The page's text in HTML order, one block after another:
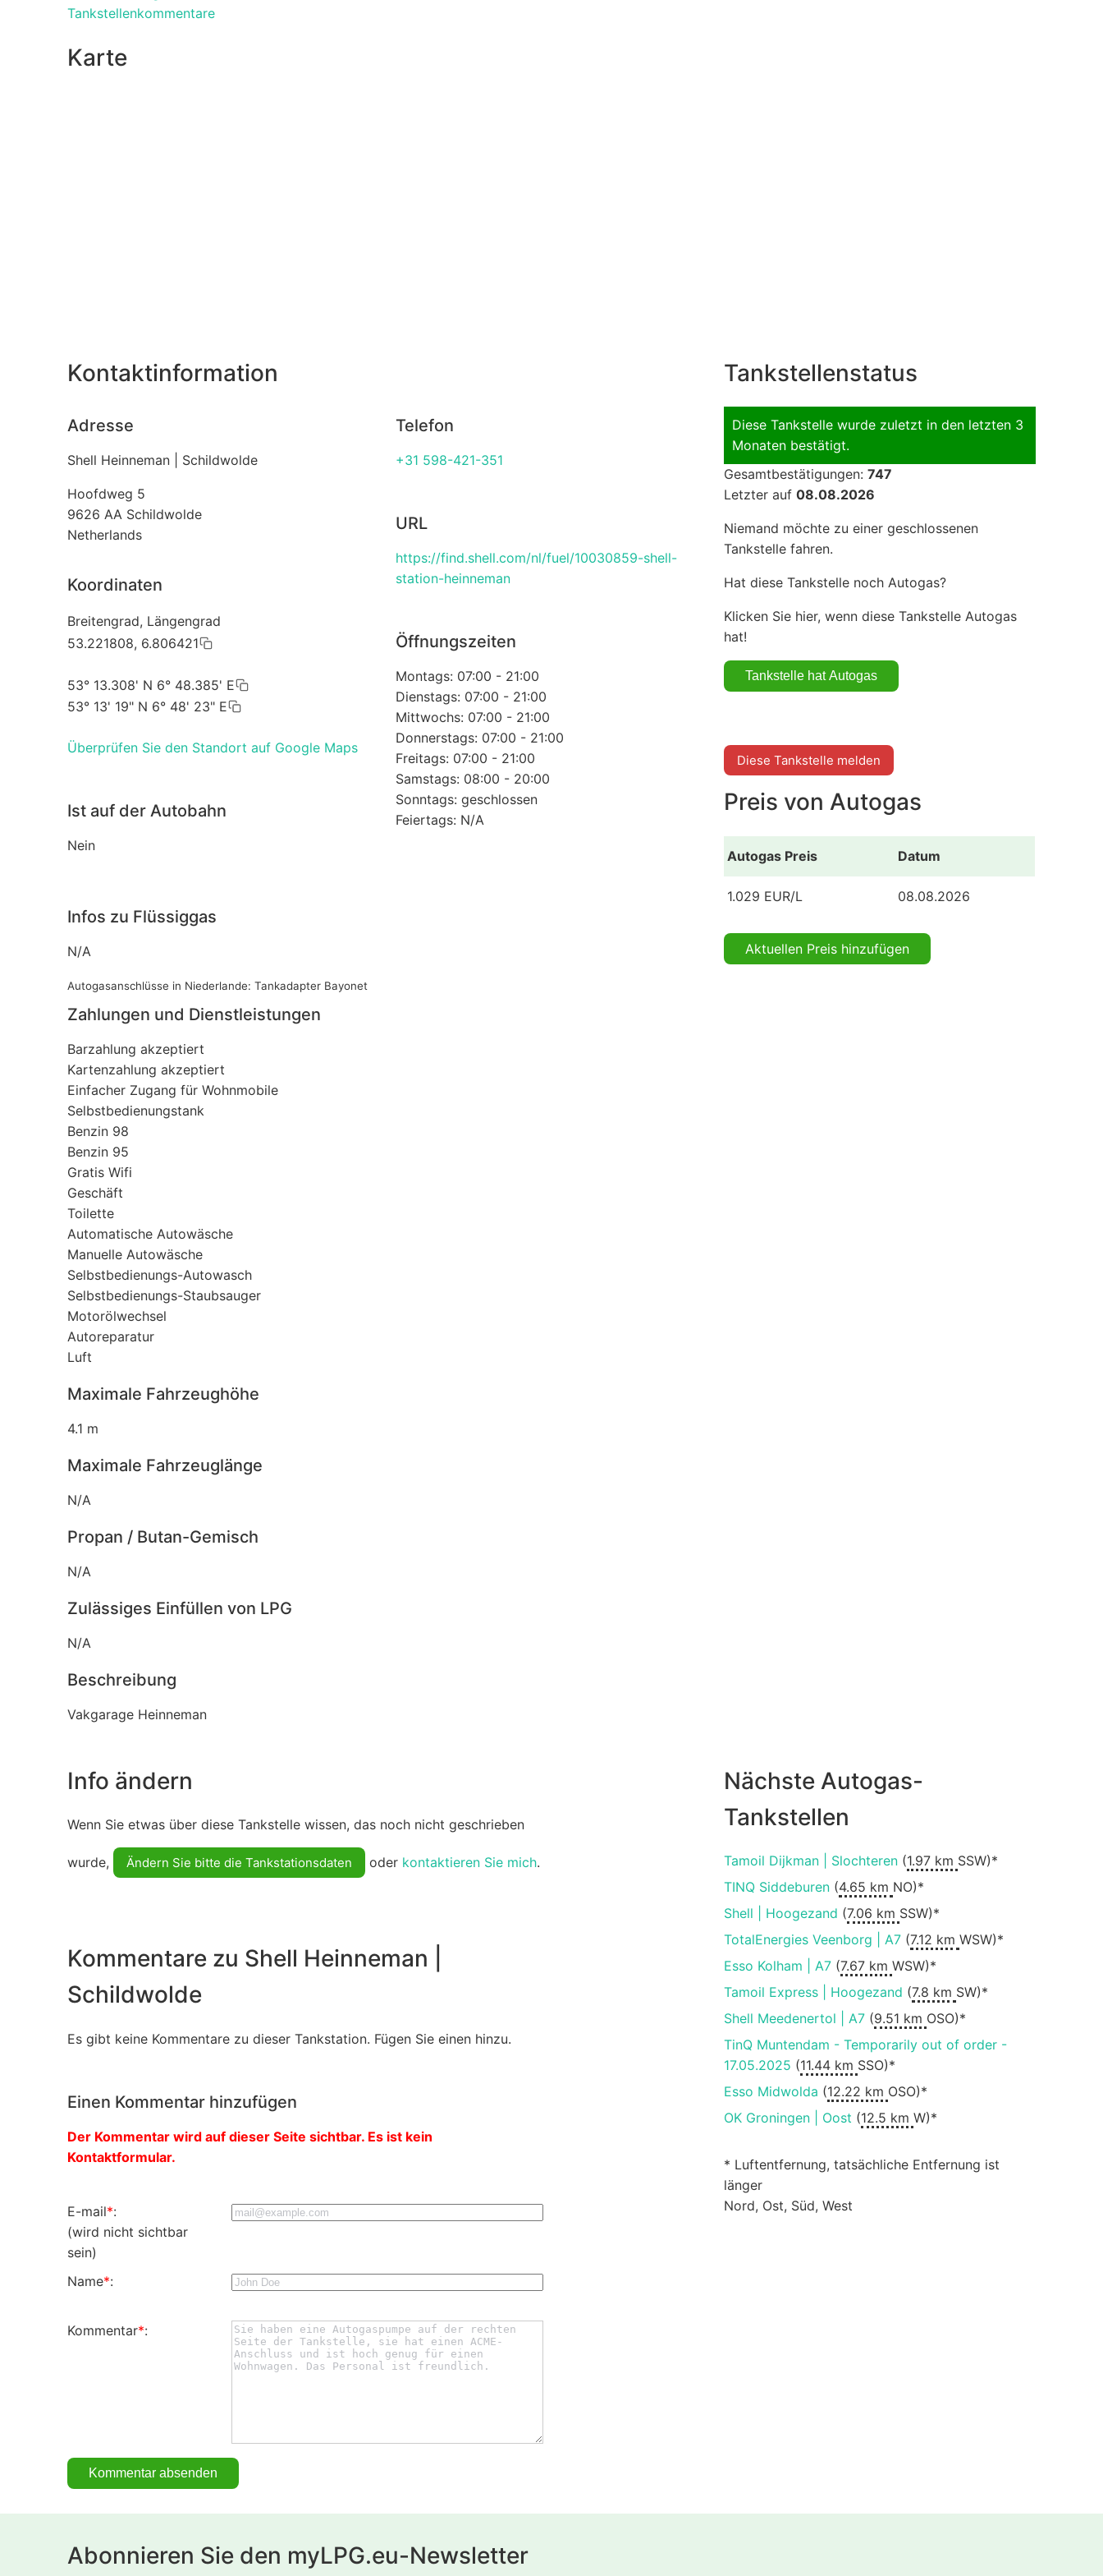
Tankstellenkommentare
Karte
Kontaktinformation
Adresse
Shell Heinneman | Schildwolde
Hoofdweg 5
9626 AA Schildwolde
Netherlands
Koordinaten
Breitengrad, Längengrad
53.221808, 6.806421
53° 13.308' N 6° 48.385' E
53° 13' 19" N 6° 48' 23" E
Überprüfen Sie den Standort auf Google Maps
Ist auf der Autobahn
Nein
Telefon
+31 598-421-351
URL
https://find.shell.com/nl/fuel/10030859-shell-
station-heinneman
Öffnungszeiten
Montags: 07:00 - 21:00
Dienstags: 07:00 - 21:00
Mittwochs: 07:00 - 21:00
Donnerstags: 07:00 - 21:00
Freitags: 07:00 - 21:00
Samstags: 08:00 - 20:00
Sonntags: geschlossen
Feiertags: N/A
Infos zu Flüssiggas
N/A
Autogasanschlüsse in Niederlande: Tankadapter Bayonet
Zahlungen und Dienstleistungen
Barzahlung akzeptiert
Kartenzahlung akzeptiert
Einfacher Zugang für Wohnmobile
Selbstbedienungstank
Benzin 98
Benzin 95
Gratis Wifi
Geschäft
Toilette
Automatische Autowäsche
Manuelle Autowäsche
Selbstbedienungs-Autowasch
Selbstbedienungs-Staubsauger
Motorölwechsel
Autoreparatur
Luft
Maximale Fahrzeughöhe
4.1 m
Maximale Fahrzeuglänge
N/A
Propan / Butan-Gemisch
N/A
Zulässiges Einfüllen von LPG
N/A
Beschreibung
Vakgarage Heinneman
Tankstellenstatus
Diese Tankstelle wurde zuletzt in den letzten 3
Monaten bestätigt.
Gesamtbestätigungen: 747
Letzter auf 08.08.2026
Niemand möchte zu einer geschlossenen
Tankstelle fahren.
Hat diese Tankstelle noch Autogas?
Klicken Sie hier, wenn diese Tankstelle Autogas
hat!
Diese Tankstelle melden
Preis von Autogas
Autogas Preis Datum
1.029 EUR/L 08.08.2026
Aktuellen Preis hinzufügen
Info ändern
Wenn Sie etwas über diese Tankstelle wissen, das noch nicht geschrieben
wurde, Ändern Sie bitte die Tankstationsdaten oder kontaktieren Sie mich.
Kommentare zu Shell Heinneman |
Schildwolde
Es gibt keine Kommentare zu dieser Tankstation. Fügen Sie einen hinzu.
Einen Kommentar hinzufügen
Der Kommentar wird auf dieser Seite sichtbar. Es ist kein
Kontaktformular.
E-mail*:
(wird nicht sichtbar
sein)
Name*:
Kommentar*:
Nächste Autogas-
Tankstellen
Tamoil Dijkman | Slochteren(1.97 km SSW)*
TINQ Siddeburen(4.65 km NO)*
Shell | Hoogezand (7.06 km SSW)*
TotalEnergies Veenborg | A7(7.12 km WSW)*
Esso Kolham | A7(7.67 km WSW)*
Tamoil Express | Hoogezand (7.8 km SW)*
Shell Meedenertol | A7(9.51 km OSO)*
TinQ Muntendam - Temporarily out of order -
17.05.2025 (11.44 km SSO)*
Esso Midwolda (12.22 km OSO)*
OK Groningen | Oost (12.5 km W)*
* Luftentfernung, tatsächliche Entfernung ist
länger
Nord, Ost, Süd, West
Abonnieren Sie den myLPG.eu-Newsletter